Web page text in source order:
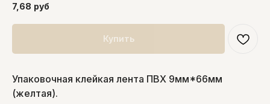
7,68 руб
Купить
Упаковочная клейкая лента ПВХ 9мм*66мм
(желтая).